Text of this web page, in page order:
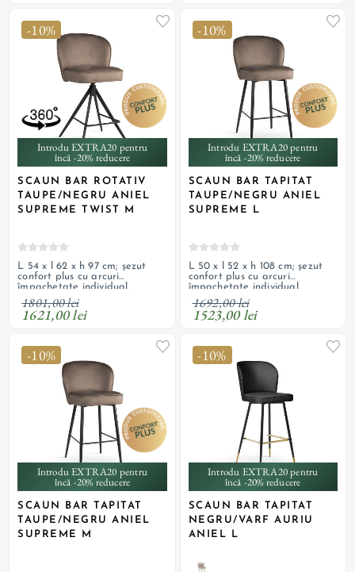
-10%
Introdu EXTRA20 pentru
încă -20% reducere
SCAUN BAR ROTATIV
TAUPE/NEGRU ANIEL
SUPREME TWIST M
L 54 x l 62 x h 97 cm; șezut
confort plus cu arcuri
împachetate individual,
tapițerie cu textil de catifea și
picioare de oțel vopsit negru;
personalizabil
1801,00 lei
1621,00 lei
-10%
Introdu EXTRA20 pentru
încă -20% reducere
SCAUN BAR TAPITAT
TAUPE/NEGRU ANIEL
SUPREME L
L 50 x l 52 x h 108 cm; șezut
confort plus cu arcuri
împachetate individual,
tapițerie cu textil de catifea și
picioare de oțel vopsit negru;
personalizabil
1692,00 lei
1523,00 lei
-10%
Introdu EXTRA20 pentru
încă -20% reducere
SCAUN BAR TAPITAT
TAUPE/NEGRU ANIEL
SUPREME M
-10%
Introdu EXTRA20 pentru
încă -20% reducere
SCAUN BAR TAPITAT
NEGRU/VARF AURIU
ANIEL L